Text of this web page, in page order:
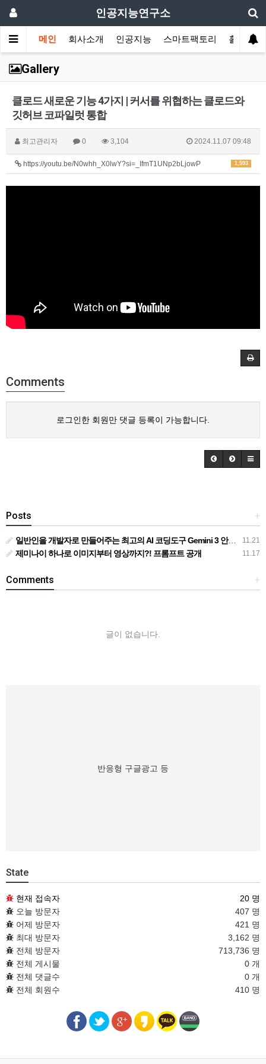
인공지능연구소
메인 회사소개 인공지능 스마트팩토리 홀로그램
Gallery
클로드 새로운 기능 4가지 | 커서를 위협하는 클로드와
깃허브 코파일럿 통합
최고관리자 0 3,104 2024.11.07 09:48
1,593
https://youtu.be/N0whh_X0lwY?si=_IfmT1UNp2bLjowP
Comments
로그인한 회원만 댓글 등록이 가능합니다.
+
Posts
11.21
일반인을 개발자로 만들어주는 최고의 AI 코딩도구 Gemini 3 안티그래비티
11.17
제미나이 하나로 이미지부터 영상까지?! 프롬프트 공개
+
Comments
글이 없습니다.
반응형 구글광고 등
State
현재 접속자
20 명
오늘 방문자
407 명
어제 방문자
421 명
최대 방문자
3,162 명
전체 방문자
713,736 명
전체 게시물
0 개
전체 댓글수
0 개
전체 회원수
410 명